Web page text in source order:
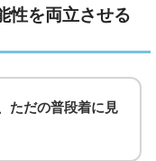
性を両立させる
ただの普段着に見